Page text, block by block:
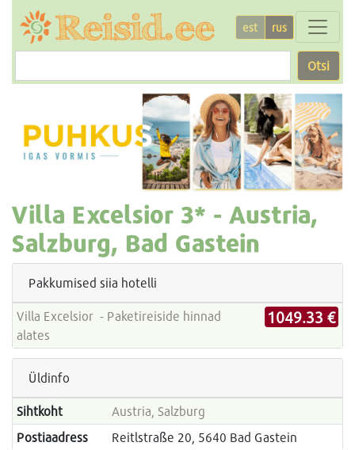
est rus
Otsi
Villa Excelsior 3* - Austria,
Salzburg, Bad Gastein
Pakkumised siia hotelli
Villa Excelsior - Paketireiside hinnad
alates
1049.33 €
Üldinfo
Sihtkoht
Austria, Salzburg
Postiaadress
Reitlstraße 20, 5640 Bad Gastein